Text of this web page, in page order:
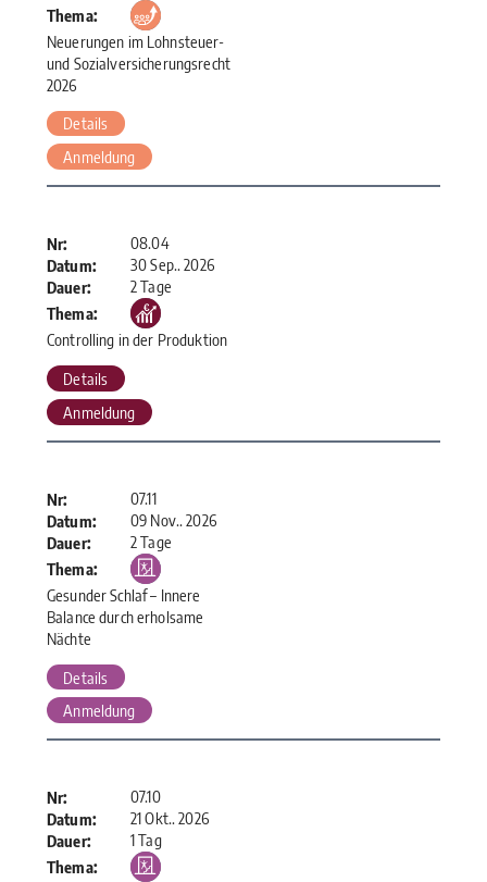
Thema:
Neuerungen im Lohnsteuer-
und Sozialversicherungsrecht
2026
Details
Anmeldung
Nr: 08.04
Thema:
Controlling in der Produktion
Details
Anmeldung
Datum:
30 Sep.. 2026
Dauer:
2 Tage
Nr: 07.11
Thema:
Gesunder Schlaf – Innere
Balance durch erholsame
Nächte
Details
Anmeldung
Datum:
09 Nov.. 2026
Dauer:
2 Tage
Nr: 07.10
Thema:
Datum:
21 Okt.. 2026
Dauer:
1 Tag